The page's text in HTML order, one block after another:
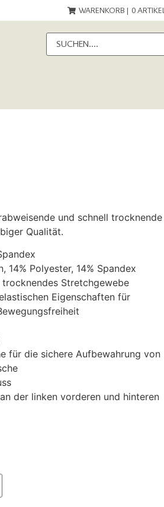
WARENKORB | 0 ARTIKEL
und schnell trocknende
Qualität.
14% Polyester, 14% Spandex
trocknendes Stretchgewebe
Eigenschaften für
für die sichere Aufbewahrung von
der linken vorderen und hinteren